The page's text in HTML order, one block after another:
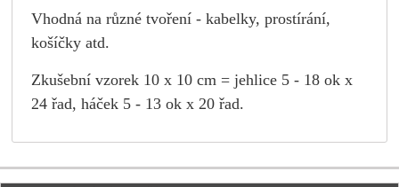
Vhodná na různé tvoření - kabelky, prostírání,
košíčky atd.
Zkušební vzorek 10 x 10 cm = jehlice 5 - 18 ok x
24 řad, háček 5 - 13 ok x 20 řad.